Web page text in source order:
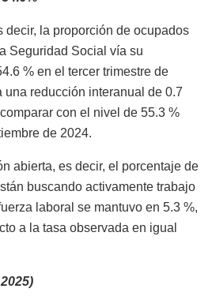
decir, la proporción de ocupados
Seguridad Social vía su
% en el tercer trimestre de
una reducción interanual de 0.7
con el nivel de 55.3 %
de 2024.
abierta, es decir, el porcentaje de
buscando activamente trabajo
laboral se mantuvo en 5.3 %,
a la tasa observada en igual